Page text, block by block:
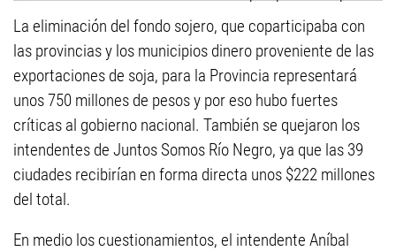
La eliminación del fondo sojero, que coparticipaba con
las provincias y los municipios dinero proveniente de las
exportaciones de soja, para la Provincia representará
unos 750 millones de pesos y por eso hubo fuertes
críticas al gobierno nacional. También se quejaron los
intendentes de Juntos Somos Río Negro, ya que las 39
ciudades recibirían en forma directa unos $222 millones
del total.
En medio los cuestionamientos, el intendente Aníbal